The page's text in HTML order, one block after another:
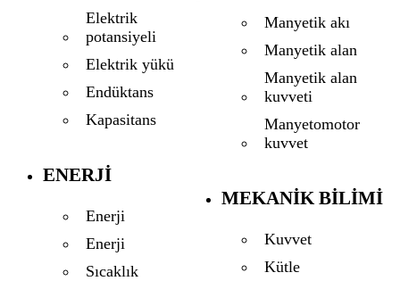
Elektrik
potansiyeli
Elektrik yükü
Endüktans
Kapasitans
ENERJI
Enerji
Enerji
Sıcaklık
Manyetik akı
Manyetik alan
Manyetik alan
kuvveti
Manyetomotor
kuvvet
MEKANIK BILIMI
Kuvvet
Kütle